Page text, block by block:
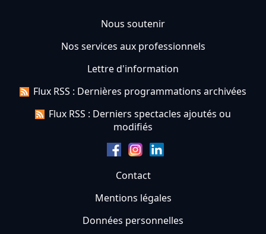
Nous soutenir
Nos services aux professionnels
Lettre d'information
Flux RSS : Dernières programmations archivées
Flux RSS : Derniers spectacles ajoutés ou
modifiés
Contact
Mentions légales
Données personnelles